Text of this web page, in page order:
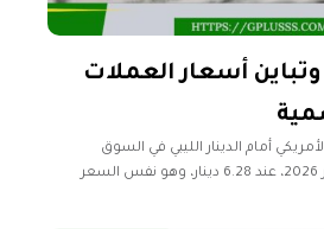
وتباين أسعار العملات
أمام الدينار الليبي في السوق
الرسمية، الخميس 29 يناير 2026، عند 6.28 دينار، وهو نفس السعر
لمصرف ليبيا المركزي. وبحسب بيانات